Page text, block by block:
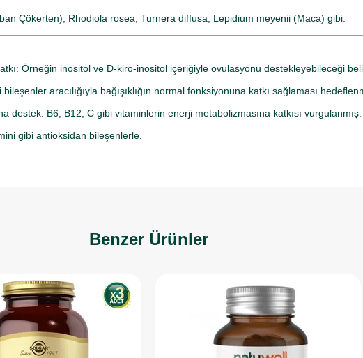
Çökerten), Rhodiola rosea, Turnera diffusa, Lepidium meyenii (Maca) gibi.
Örneğin inositol ve D-kiro-inositol içeriğiyle ovulasyonu destekleyebileceği
aracılığıyla bağışıklığın normal fonksiyonuna katkı sağlaması
destek: B6, B12, C gibi vitaminlerin enerji metabolizmasına katkısı vurgulanmış.
gibi antioksidan bileşenlerle.
Benzer Ürünler